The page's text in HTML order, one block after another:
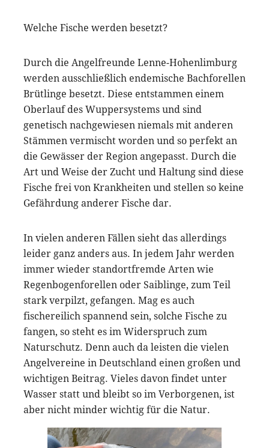
Welche Fische werden besetzt?
Durch die Angelfreunde Lenne-Hohenlimburg
werden ausschließlich endemische Bachforellen
Brütlinge besetzt. Diese entstammen einem
Oberlauf des Wuppersystems und sind
genetisch nachgewiesen niemals mit anderen
Stämmen vermischt worden und so perfekt an
die Gewässer der Region angepasst. Durch die
Art und Weise der Zucht und Haltung sind diese
Fische frei von Krankheiten und stellen so keine
Gefährdung anderer Fische dar.
In vielen anderen Fällen sieht das allerdings
leider ganz anders aus. In jedem Jahr werden
immer wieder standortfremde Arten wie
Regenbogenforellen oder Saiblinge, zum Teil
stark verpilzt, gefangen. Mag es auch
fischereilich spannend sein, solche Fische zu
fangen, so steht es im Widerspruch zum
Naturschutz. Denn auch da leisten die vielen
Angelvereine in Deutschland einen großen und
wichtigen Beitrag. Vieles davon findet unter
Wasser statt und bleibt so im Verborgenen, ist
aber nicht minder wichtig für die Natur.